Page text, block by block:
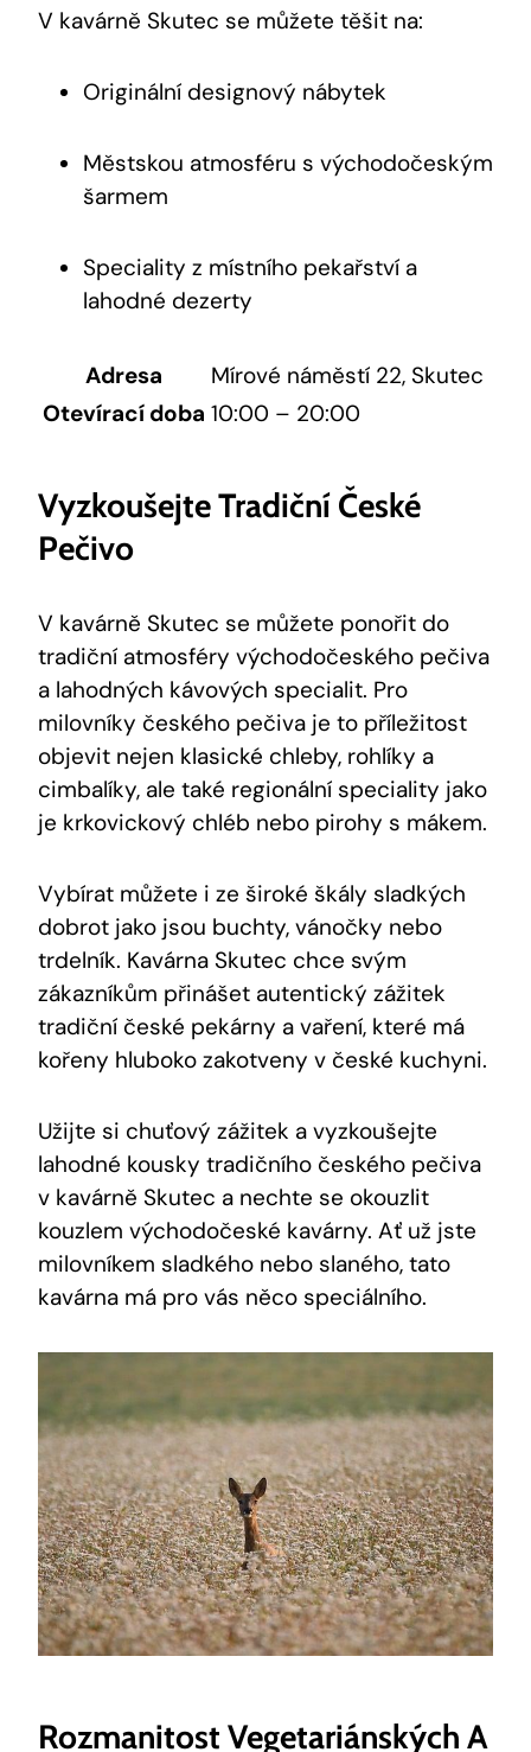
V kavárně Skutec se můžete těšit na:
Originální designový nábytek
Městskou atmosféru s východočeským
šarmem
Speciality z místního pekařství a
lahodné dezerty
Adresa
Mírové náměstí 22, Skutec
Otevírací doba 10:00 – 20:00
Vyzkoušejte Tradiční České
Pečivo
V kavárně Skutec se můžete ponořit do
tradiční atmosféry východočeského pečiva
a lahodných kávových specialit. Pro
milovníky českého pečiva je to příležitost
objevit nejen klasické chleby, rohlíky a
cimbalíky, ale také regionální speciality jako
je krkovickový chléb nebo pirohy s mákem.
Vybírat můžete i ze široké škály sladkých
dobrot jako jsou buchty, vánočky nebo
trdelník. Kavárna Skutec chce svým
zákazníkům přinášet autentický zážitek
tradiční české pekárny a vaření, které má
kořeny hluboko zakotveny v české kuchyni.
Užijte si chuťový zážitek a vyzkoušejte
lahodné kousky tradičního českého pečiva
v kavárně Skutec a nechte se okouzlit
kouzlem východočeské kavárny. Ať už jste
milovníkem sladkého nebo slaného, tato
kavárna má pro vás něco speciálního.
Rozmanitost Vegetariánských A